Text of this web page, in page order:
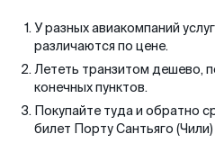
У разных авиакомпаний
различаются по цене.
Лететь транзитом дешево,
конечных пунктов.
Покупайте туда и обратно
билет Порту Сантьяго